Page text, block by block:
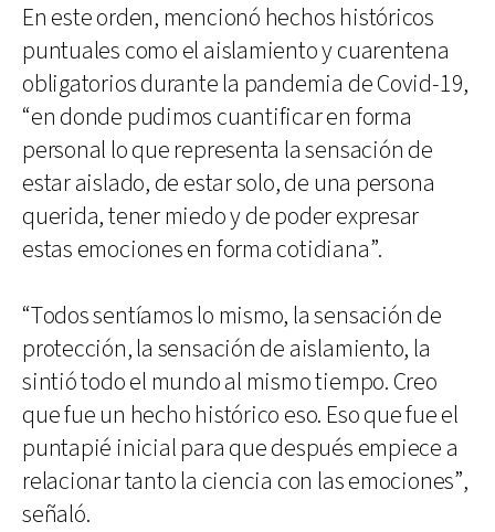
En este orden, mencionó hechos históricos
puntuales como el aislamiento y cuarentena
obligatorios durante la pandemia de Covid-19,
“en donde pudimos cuantificar en forma
personal lo que representa la sensación de
estar aislado, de estar solo, de una persona
querida, tener miedo y de poder expresar
estas emociones en forma cotidiana”.
“Todos sentíamos lo mismo, la sensación de
protección, la sensación de aislamiento, la
sintió todo el mundo al mismo tiempo. Creo
que fue un hecho histórico eso. Eso que fue el
puntapié inicial para que después empiece a
relacionar tanto la ciencia con las emociones”,
señaló.